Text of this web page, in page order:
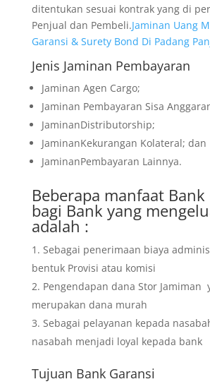
ditentukan sesuai kontrak yang di
Penjual dan Pembeli.Jaminan Uang
Garansi & Surety Bond Di Padang
Jenis Jaminan Pembayaran
Jaminan Agen Cargo;
Jaminan Pembayaran Sisa
JaminanDistributorship;
JaminanKekurangan Kolateral; dan
JaminanPembayaran Lainnya.
Beberapa manfaat Bank
bagi Bank yang
adalah :
Sebagai penerimaan biaya
bentuk Provisi atau komisi
Pengendapan dana Stor Jamiman
merupakan dana murah
Sebagai pelayanan kepada
nasabah menjadi loyal kepada bank
Tujuan Bank Garansi